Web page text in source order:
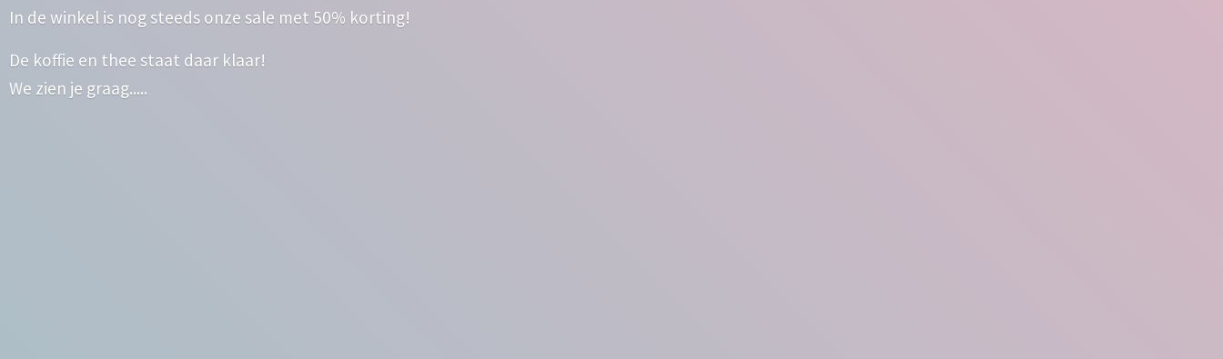
In de winkel is nog steeds onze sale met 50% korting!
De koffie en thee staat daar klaar!
We zien je graag.....